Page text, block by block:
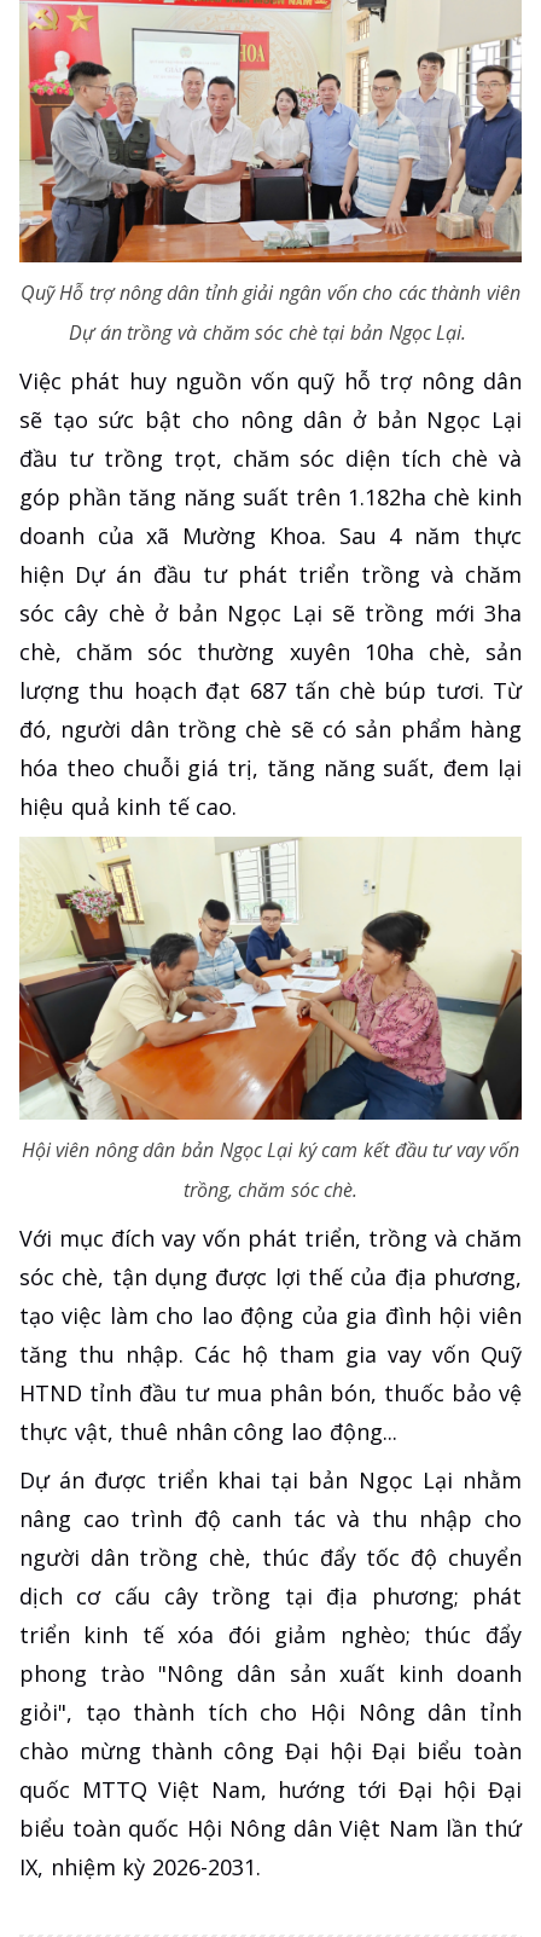
Quỹ Hỗ trợ nông dân tỉnh giải ngân vốn cho các thành viên
Dự án trồng và chăm sóc chè tại bản Ngọc Lại.
Việc phát huy nguồn vốn quỹ hỗ trợ nông dân
sẽ tạo sức bật cho nông dân ở bản Ngọc Lại
đầu tư trồng trọt, chăm sóc diện tích chè và
góp phần tăng năng suất trên 1.182ha chè kinh
doanh của xã Mường Khoa. Sau 4 năm thực
hiện Dự án đầu tư phát triển trồng và chăm
sóc cây chè ở bản Ngọc Lại sẽ trồng mới 3ha
chè, chăm sóc thường xuyên 10ha chè, sản
lượng thu hoạch đạt 687 tấn chè búp tươi. Từ
đó, người dân trồng chè sẽ có sản phẩm hàng
hóa theo chuỗi giá trị, tăng năng suất, đem lại
hiệu quả kinh tế cao.
Hội viên nông dân bản Ngọc Lại ký cam kết đầu tư vay vốn
trồng, chăm sóc chè.
Với mục đích vay vốn phát triển, trồng và chăm
sóc chè, tận dụng được lợi thế của địa phương,
tạo việc làm cho lao động của gia đình hội viên
tăng thu nhập. Các hộ tham gia vay vốn Quỹ
HTND tỉnh đầu tư mua phân bón, thuốc bảo vệ
thực vật, thuê nhân công lao động...
Dự án được triển khai tại bản Ngọc Lại nhằm
nâng cao trình độ canh tác và thu nhập cho
người dân trồng chè, thúc đẩy tốc độ chuyển
dịch cơ cấu cây trồng tại địa phương; phát
triển kinh tế xóa đói giảm nghèo; thúc đẩy
phong trào "Nông dân sản xuất kinh doanh
giỏi", tạo thành tích cho Hội Nông dân tỉnh
chào mừng thành công Đại hội Đại biểu toàn
quốc MTTQ Việt Nam, hướng tới Đại hội Đại
biểu toàn quốc Hội Nông dân Việt Nam lần thứ
IX, nhiệm kỳ 2026-2031.